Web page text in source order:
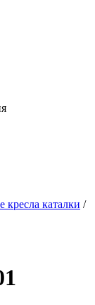
каталки /